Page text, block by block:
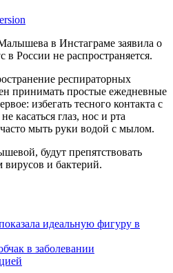
в Инстаграме заявила о
России не распространяется.
респираторных
принимать простые ежедневные
избегать тесного контакта с
касаться глаз, нос и рта
мыть руки водой с мылом.
будут препятствовать
и бактерий.
идеальную фигуру в
в заболевании